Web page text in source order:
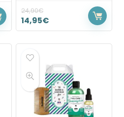
24,90€
14,95€